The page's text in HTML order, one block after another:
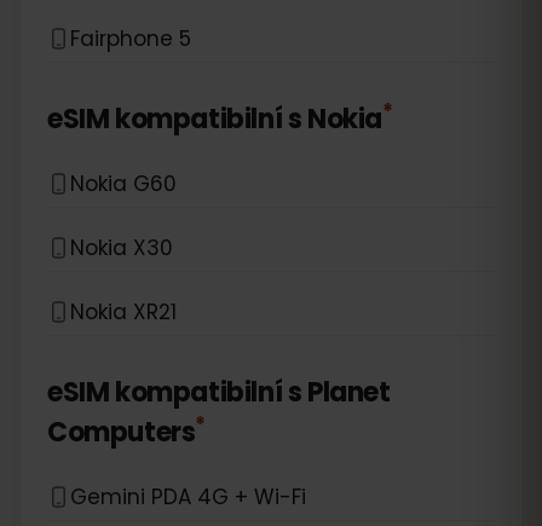
Fairphone 5
eSIM kompatibilní sNokia*
Nokia G60
Nokia X30
Nokia XR21
eSIM kompatibilní sPlanet
Computers*
Gemini PDA 4G + Wi-Fi